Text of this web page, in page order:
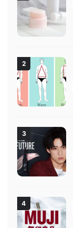
2
3
4